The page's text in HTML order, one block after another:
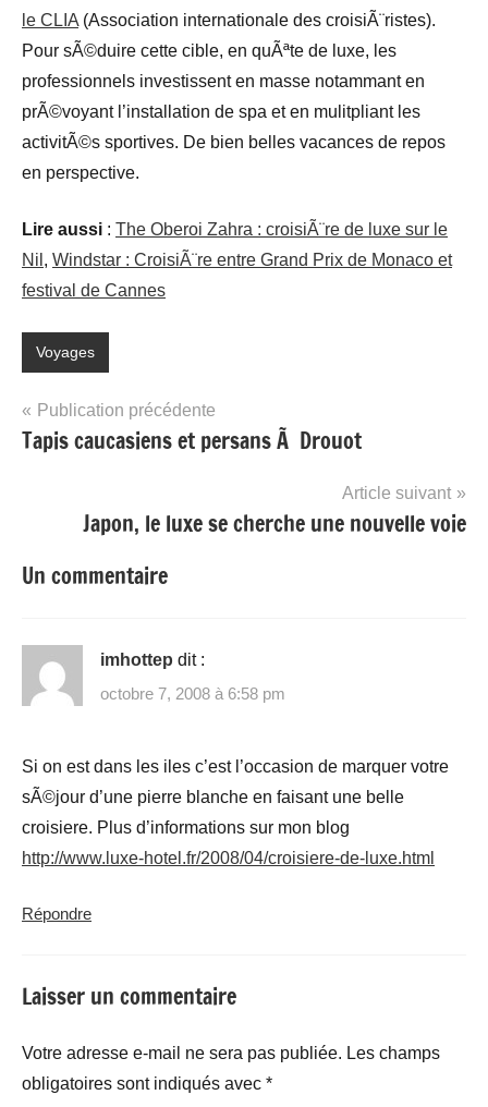
le CLIA (Association internationale des croisiÃ¨ristes).
Pour sÃ©duire cette cible, en quÃªte de luxe, les
professionnels investissent en masse notammant en
prÃ©voyant l’installation de spa et en mulitpliant les
activitÃ©s sportives. De bien belles vacances de repos
en perspective.
Lire aussi : The Oberoi Zahra : croisiÃ¨re de luxe sur le
Nil , Windstar : CroisiÃ¨re entre Grand Prix de Monaco et
festival de Cannes
Voyages
Navigation
de
Publication précédente
Tapis caucasiens et persans Ã Drouot
Article suivant
Japon, le luxe se cherche une nouvelle voie
Un commentaire
imhottep dit :
octobre 7, 2008 à 6:58 pm
Si on est dans les iles c’est l’occasion de marquer votre
sÃ©jour d’une pierre blanche en faisant une belle
croisiere. Plus d’informations sur mon blog
http://www.luxe-hotel.fr/2008/04/croisiere-de-luxe.html
Répondre
Laisser un commentaire
Votre adresse e-mail ne sera pas publiée. Les champs
obligatoires sont indiqués avec *